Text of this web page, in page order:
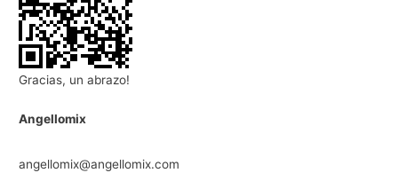
Gracias, un abrazo!
Angellomix
angellomix@angellomix.com